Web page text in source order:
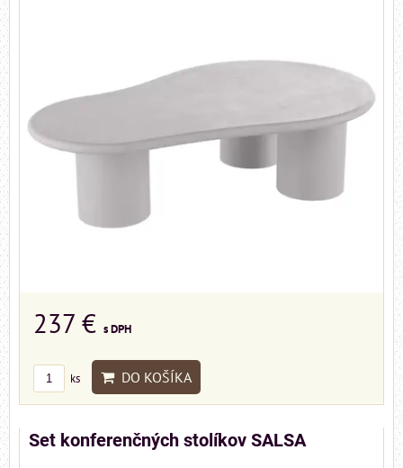
237 € s DPH
ks DO KOŠÍKA
Set konferenčných stolíkov SALSA